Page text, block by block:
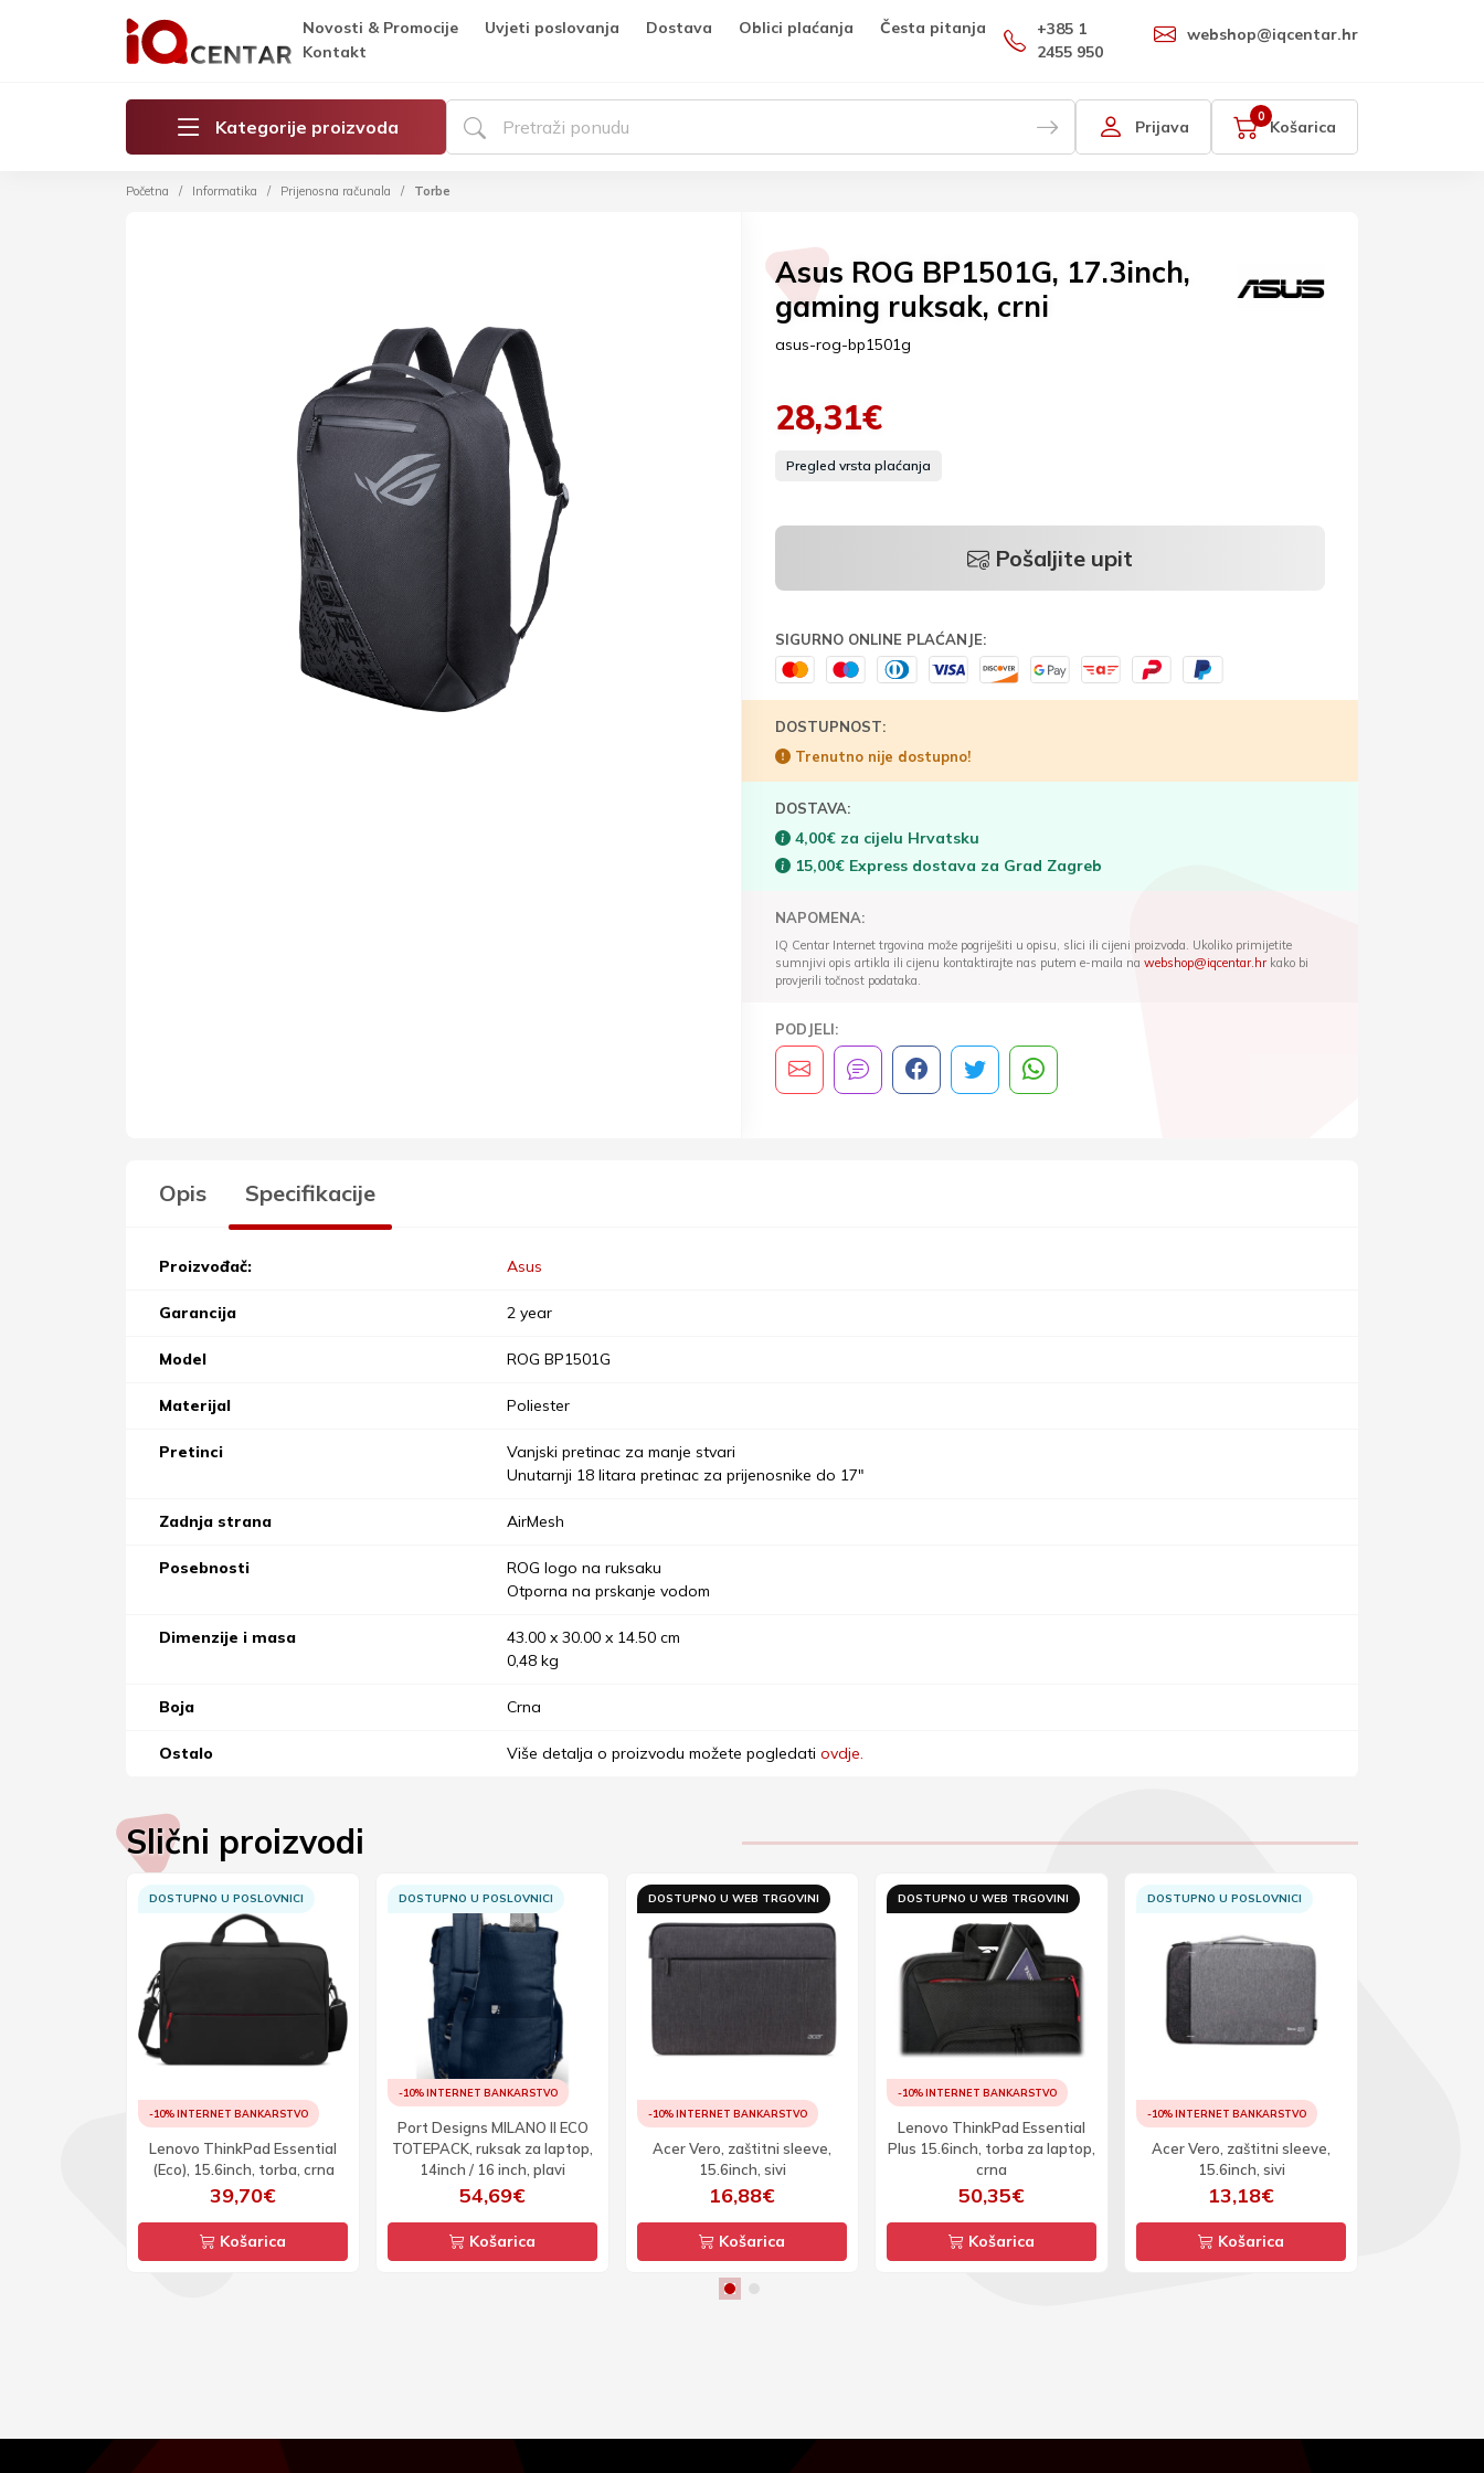
Novosti & Promocije Uvjeti poslovanja Dostava Oblici plaćanja
Česta pitanja
Kontakt
+385 1
2455 950
webshop@iqcentar.hr
Kategorije proizvoda Prijava Košarica
0
Početna Informatika Prijenosna računala Torbe
Asus ROG BP1501G, 17.3inch,
gaming ruksak, crni
asus-rog-bp1501g
28,31€
Pregled vrsta plaćanja
Pošaljite upit
SIGURNO ONLINE PLAĆANJE:
DOSTUPNOST:
Trenutno nije dostupno!
DOSTAVA:
4,00€ za cijelu Hrvatsku
15,00€ Express dostava za Grad Zagreb
NAPOMENA:
IQ Centar Internet trgovina može pogriješiti u opisu, slici ili cijeni proizvoda. Ukoliko primijetite
sumnjivi opis artikla ili cijenu kontaktirajte nas putem e-maila na webshop@iqcentar.hrkako bi
provjerili točnost podataka.
PODJELI:
Opis Specifikacije
Proizvođač: Asus
Garancija 2 year
Model ROG BP1501G
Materijal Poliester
Pretinci
Vanjski pretinac za manje stvari
Unutarnji 18 litara pretinac za prijenosnike do 17"
Zadnja strana AirMesh
Posebnosti
ROG logo na ruksaku
Otporna na prskanje vodom
Dimenzije i masa
43.00 x 30.00 x 14.50 cm
0,48 kg
Boja Crna
Ostalo Više detalja o proizvodu možete pogledati ovdje.
Slični proizvodi
DOSTUPNO U POSLOVNICI
-10% INTERNET BANKARSTVO
Lenovo ThinkPad Essential
(Eco), 15.6inch, torba, crna
39,70€
Košarica
DOSTUPNO U POSLOVNICI
-10% INTERNET BANKARSTVO
Port Designs MILANO II ECO
TOTEPACK, ruksak za laptop,
14inch / 16 inch, plavi
54,69€
Košarica
DOSTUPNO U WEB TRGOVINI
-10% INTERNET BANKARSTVO
Acer Vero, zaštitni sleeve,
15.6inch, sivi
16,88€
Košarica
DOSTUPNO U WEB TRGOVINI
-10% INTERNET BANKARSTVO
Lenovo ThinkPad Essential
Plus 15.6inch, torba za laptop,
crna
50,35€
Košarica
DOSTUPNO U POSLOVNICI
-10% INTERNET BANKARSTVO
Acer Vero, zaštitni sleeve,
15.6inch, sivi
13,18€
Košarica